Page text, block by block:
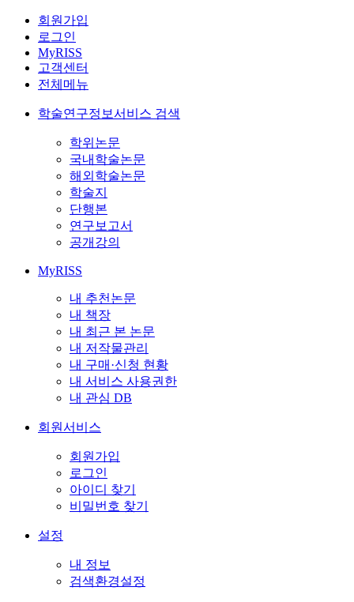
회원가입
로그인
MyRISS
고객센터
전체메뉴
학술연구정보서비스 검색
학위논문
국내학술논문
해외학술논문
학술지
단행본
연구보고서
공개강의
MyRISS
내 추천논문
내 책장
내 최근 본 논문
내 저작물관리
내 구매·신청 현황
내 서비스 사용권한
내 관심 DB
회원서비스
회원가입
로그인
아이디 찾기
비밀번호 찾기
설정
내 정보
검색환경설정